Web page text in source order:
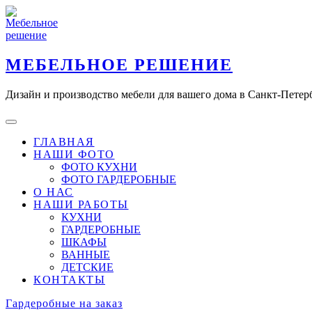
Skip
to
content
МЕБЕЛЬНОЕ РЕШЕНИЕ
Дизайн и производство мебели для вашего дома в Санкт-
ГЛАВНАЯ
НАШИ ФОТО
ФОТО КУХНИ
ФОТО ГАРДЕРОБНЫЕ
О НАС
НАШИ РАБОТЫ
КУХНИ
ГАРДЕРОБНЫЕ
ШКАФЫ
ВАННЫЕ
ДЕТСКИЕ
КОНТАКТЫ
Гардеробные на заказ